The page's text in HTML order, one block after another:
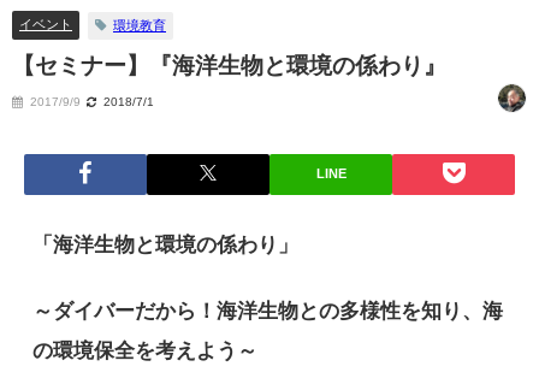
イベント 環境教育
【セミナー】『海洋生物と環境の係わり』
2017/9/9 2018/7/1
LINE
「海洋生物と環境の係わり」
～ダイバーだから！海洋生物との多様性を知り、海
の環境保全を考えよう～